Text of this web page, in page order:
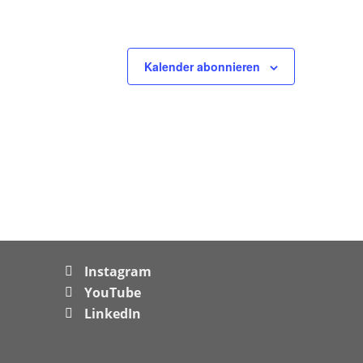
Kalender abonnieren
Instagram
YouTube
LinkedIn